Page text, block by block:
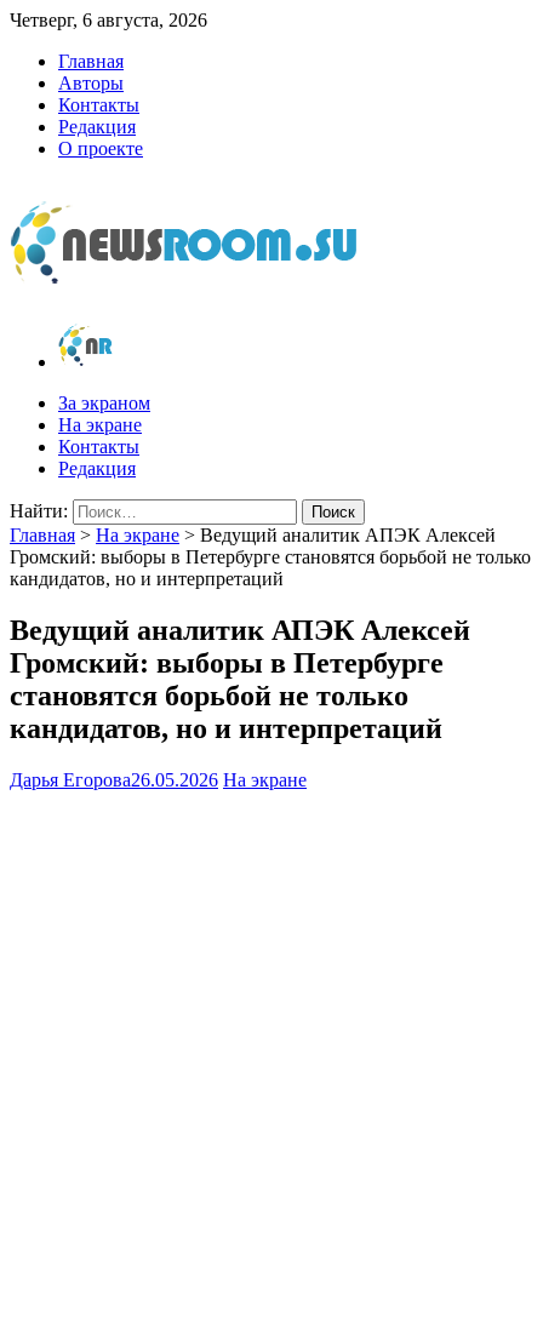
Четверг, 6 августа, 2026
Главная
Авторы
Контакты
Редакция
О проекте
newsroom.su
Новости о новостях
За экраном
На экране
Контакты
Редакция
Найти:
Главная > На экране > Ведущий аналитик АПЭК Алексей
Громский: выборы в Петербурге становятся борьбой не только
кандидатов, но и интерпретаций
Ведущий аналитик АПЭК Алексей
Громский: выборы в Петербурге
становятся борьбой не только
кандидатов, но и интерпретаций
Дарья Егорова26.05.2026 На экране